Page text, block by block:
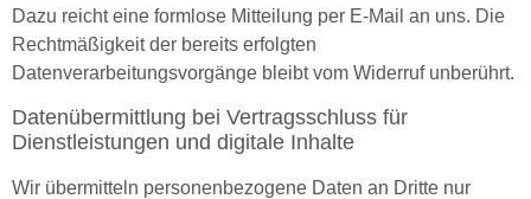
Dazu reicht eine formlose Mitteilung per E-Mail an uns. Die
Rechtmäßigkeit der bereits erfolgten
Datenverarbeitungsvorgänge bleibt vom Widerruf unberührt.
Datenübermittlung bei Vertragsschluss für
Dienstleistungen und digitale Inhalte
Wir übermitteln personenbezogene Daten an Dritte nur